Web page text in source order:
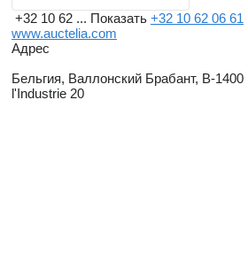
+32 10 62 ... Показать +32 10 62 06 61
www.auctelia.com
Адрес
Бельгия, Валлонский Брабант, B-
l'Industrie 20